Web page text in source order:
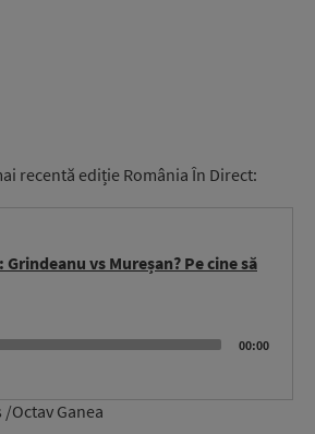
recentă ediție România În Direct:
vs Mureșan? Pe cine să
00:00
Octav Ganea